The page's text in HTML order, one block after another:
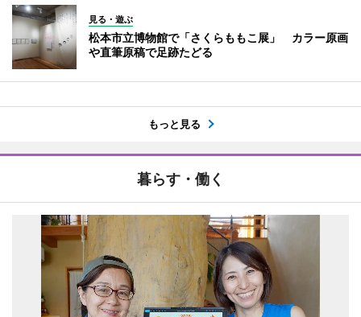
見る・遊ぶ
松本市立博物館で「さくらももこ展」 カラー原画
や直筆原稿で足跡たどる
もっと見る
暮らす・働く